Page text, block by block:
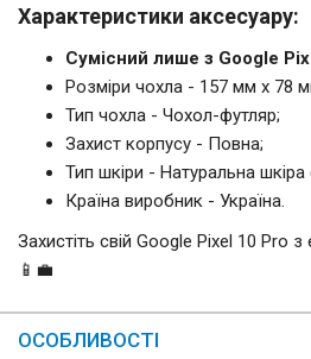
Характеристики аксесуару:
Сумісний лише з Google
Розміри чохла - 157 мм x 78
Тип чохла - Чохол-футляр;
Захист корпусу - Повна;
Тип шкіри - Натуральна шкіра
Країна виробник - Україна.
Захистіть свій Google Pixel 10 Pro
📱💼
ОСОБЛИВОСТІ